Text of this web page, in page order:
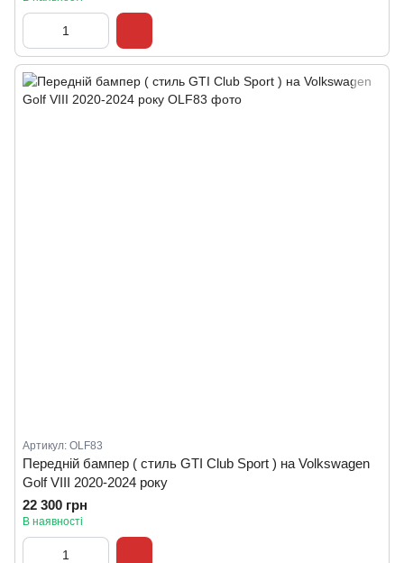
Артикул: OLF83
Передній бампер ( стиль GTI Club Sport ) на Volkswagen
Golf VIII 2020-2024 року
22 300 грн
В наявності